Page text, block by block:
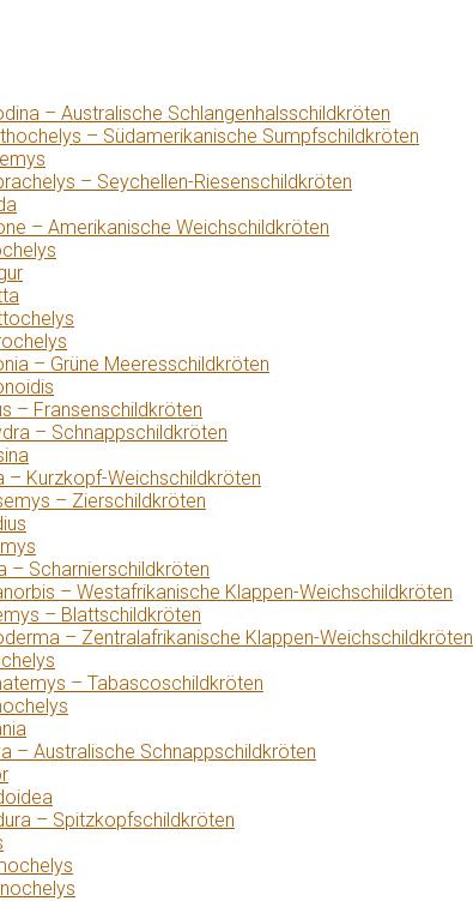
– Australische Schlangenhalsschildkröten
– Südamerikanische Sumpfschildkröten
– Seychellen-Riesenschildkröten
– Amerikanische Weichschildkröten
– Grüne Meeresschildkröten
– Fransenschildkröten
– Schnappschildkröten
– Kurzkopf-Weichschildkröten
– Zierschildkröten
– Scharnierschildkröten
– Westafrikanische Klappen-Weichschildkröten
– Blattschildkröten
– Zentralafrikanische Klappen-Weichschildkröten
– Tabascoschildkröten
– Australische Schnappschildkröten
– Spitzkopfschildkröten